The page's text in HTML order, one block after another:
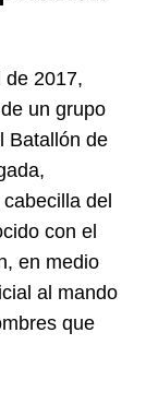
de 2017,
un grupo
Batallón de
del
con el
en medio
al mando
que